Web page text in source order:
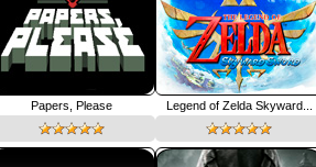
Papers, Please Legend of Zelda Skyward...